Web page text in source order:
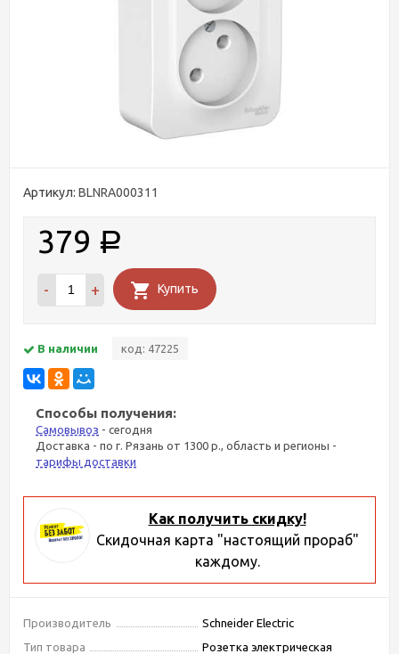
Артикул: BLNRA000311
379 Р
- + Купить
В наличии код: 47225
Способы получения:
Самовывоз - сегодня
Доставка - по г. Рязань от 1300 р., область и регионы -
тарифы доставки
Как получить скидку!
Скидочная карта "настоящий прораб"
каждому.
Производитель
Schneider Electric
Тип товара
Розетка электрическая